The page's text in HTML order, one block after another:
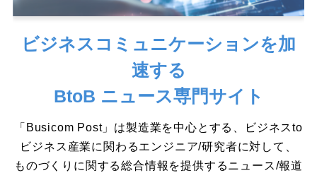
ビジネスコミュニケーションを加
速する
BtoB ニュース専門サイト
「Busicom Post」は製造業を中心とする、ビジネスto
ビジネス産業に関わるエンジニア/研究者に対して、
ものづくりに関する総合情報を提供するニュース/報道